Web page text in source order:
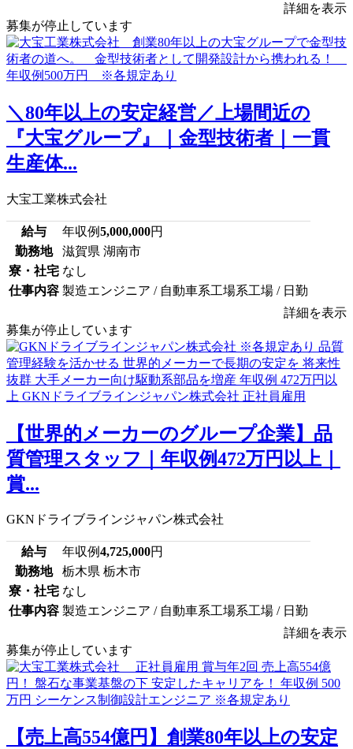
詳細を表示
募集が停止しています
＼80年以上の安定経営／上場間近の
『大宝グループ』｜金型技術者｜一貫
生産体...
大宝工業株式会社
給与 年収例5,000,000円
勤務地
滋賀県 湖南市
寮・社宅 なし
仕事内容 製造エンジニア / 自動車系工場系工場 / 日勤
詳細を表示
募集が停止しています
【世界的メーカーのグループ企業】品
質管理スタッフ｜年収例472万円以上｜
賞...
GKNドライブラインジャパン株式会社
給与 年収例4,725,000円
勤務地
栃木県 栃木市
寮・社宅 なし
仕事内容 製造エンジニア / 自動車系工場系工場 / 日勤
詳細を表示
募集が停止しています
【売上高554億円】創業80年以上の安定